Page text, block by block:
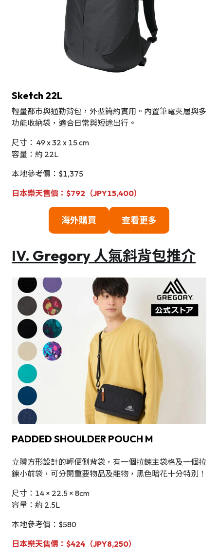
Sketch 22L
輕量都市與通勤背包，外型簡約實用。內置筆電夾層與多
功能收納袋，適合日常與短途出行。
尺寸： 49 x 32 x 15 cm
容量：約 22L
本地參考價：$1,375
日本樂天售價：$792（JPY15,400）
海外購買 查看更多
IV. Gregory 人氣斜背包推介
PADDED SHOULDER POUCH M
立體方形設計的輕便側背袋，有一個拉鍊主袋格及一個拉
鍊小前袋，可分開重要物品及雜物，黑色暗花十分特別！
尺寸：14 × 22.5 × 8cm
容量：約 2.5L
本地參考價：$580
日本樂天售價：$424（JPY8,250）